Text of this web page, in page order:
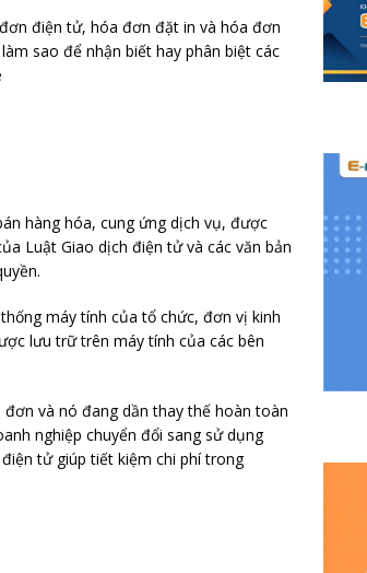
điện tử, hóa đơn đặt in và hóa đơn
sao để nhận biết hay phân biệt các
hàng hóa, cung ứng dịch vụ, được
Luật Giao dịch điện tử và các văn bản
máy tính của tổ chức, đơn vị kinh
lưu trữ trên máy tính của các bên
và nó đang dần thay thế hoàn toàn
nghiệp chuyển đổi sang sử dụng
tử giúp tiết kiệm chi phí trong